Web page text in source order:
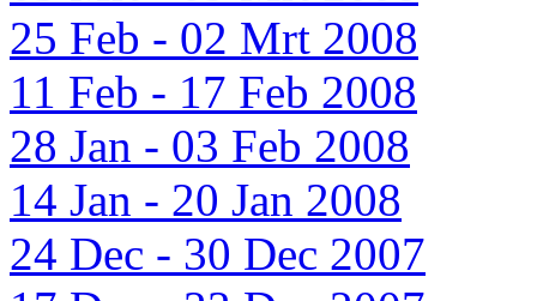
25 Feb - 02 Mrt 2008
11 Feb - 17 Feb 2008
28 Jan - 03 Feb 2008
14 Jan - 20 Jan 2008
24 Dec - 30 Dec 2007